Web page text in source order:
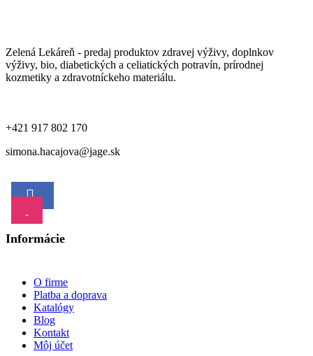
Zelená Lekáreň - predaj produktov zdravej výživy, doplnkov
výživy, bio, diabetických a celiatických potravín, prírodnej
kozmetiky a zdravotníckeho materiálu.
+421 917 802 170
simona.hacajova@jage.sk
Informácie
O firme
Platba a doprava
Katalógy
Blog
Kontakt
Môj účet